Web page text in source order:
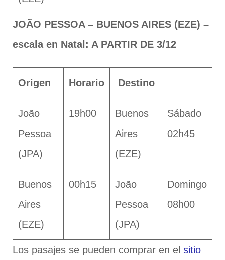
JOÃO PESSOA – BUENOS AIRES (EZE) –
escala en Natal: A PARTIR DE 3/12
Origen Horario Destino
João
Pessoa
(JPA)
19h00
Buenos
Aires
(EZE)
Sábado
02h45
Buenos
Aires
(EZE)
00h15
João
Pessoa
(JPA)
Domingo
08h00
Los pasajes se pueden comprar en el sitio